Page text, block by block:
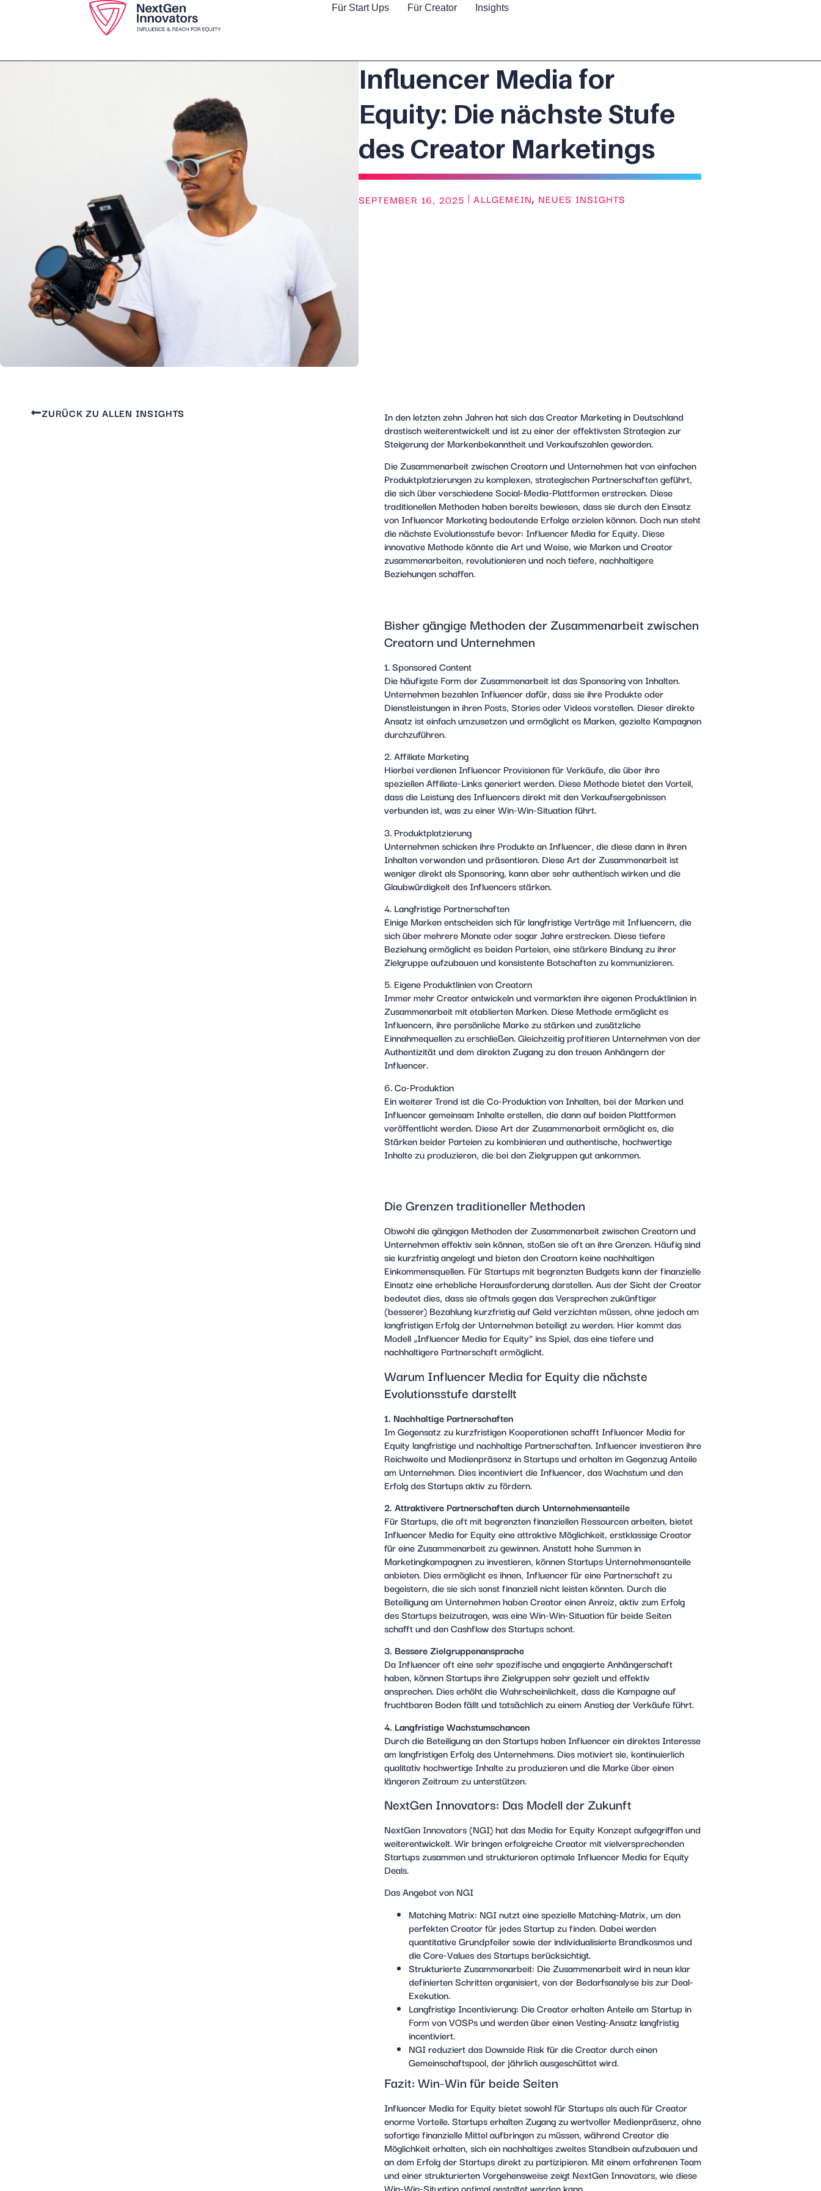
Für Start Ups Für Creator Insights
Influencer Media for
Equity: Die nächste Stufe
des Creator Marketings
SEPTEMBER 16, 2025 ALLGEMEIN, NEUES INSIGHTS
ZURÜCK ZU ALLEN INSIGHTS
In den letzten zehn Jahren hat sich das Creator Marketing in Deutschland
drastisch weiterentwickelt und ist zu einer der effektivsten Strategien zur
Steigerung der Markenbekanntheit und Verkaufszahlen geworden.
Die Zusammenarbeit zwischen Creatorn und Unternehmen hat von einfachen
Produktplatzierungen zu komplexen, strategischen Partnerschaften geführt,
die sich über verschiedene Social-Media-Plattformen erstrecken. Diese
traditionellen Methoden haben bereits bewiesen, dass sie durch den Einsatz
von Influencer Marketing bedeutende Erfolge erzielen können. Doch nun steht
die nächste Evolutionsstufe bevor: Influencer Media for Equity. Diese
innovative Methode könnte die Art und Weise, wie Marken und Creator
zusammenarbeiten, revolutionieren und noch tiefere, nachhaltigere
Beziehungen schaffen.
Bisher gängige Methoden der Zusammenarbeit zwischen
Creatorn und Unternehmen
1. Sponsored Content
Die häufigste Form der Zusammenarbeit ist das Sponsoring von Inhalten.
Unternehmen bezahlen Influencer dafür, dass sie ihre Produkte oder
Dienstleistungen in ihren Posts, Stories oder Videos vorstellen. Dieser direkte
Ansatz ist einfach umzusetzen und ermöglicht es Marken, gezielte Kampagnen
durchzuführen.
2. Affiliate Marketing
Hierbei verdienen Influencer Provisionen für Verkäufe, die über ihre
speziellen Affiliate-Links generiert werden. Diese Methode bietet den Vorteil,
dass die Leistung des Influencers direkt mit den Verkaufsergebnissen
verbunden ist, was zu einer Win-Win-Situation führt.
3. Produktplatzierung
Unternehmen schicken ihre Produkte an Influencer, die diese dann in ihren
Inhalten verwenden und präsentieren. Diese Art der Zusammenarbeit ist
weniger direkt als Sponsoring, kann aber sehr authentisch wirken und die
Glaubwürdigkeit des Influencers stärken.
4. Langfristige Partnerschaften
Einige Marken entscheiden sich für langfristige Verträge mit Influencern, die
sich über mehrere Monate oder sogar Jahre erstrecken. Diese tiefere
Beziehung ermöglicht es beiden Parteien, eine stärkere Bindung zu ihrer
Zielgruppe aufzubauen und konsistente Botschaften zu kommunizieren.
5. Eigene Produktlinien von Creatorn
Immer mehr Creator entwickeln und vermarkten ihre eigenen Produktlinien in
Zusammenarbeit mit etablierten Marken. Diese Methode ermöglicht es
Influencern, ihre persönliche Marke zu stärken und zusätzliche
Einnahmequellen zu erschließen. Gleichzeitig profitieren Unternehmen von der
Authentizität und dem direkten Zugang zu den treuen Anhängern der
Influencer.
6. Co-Produktion
Ein weiterer Trend ist die Co-Produktion von Inhalten, bei der Marken und
Influencer gemeinsam Inhalte erstellen, die dann auf beiden Plattformen
veröffentlicht werden. Diese Art der Zusammenarbeit ermöglicht es, die
Stärken beider Parteien zu kombinieren und authentische, hochwertige
Inhalte zu produzieren, die bei den Zielgruppen gut ankommen.
Die Grenzen traditioneller Methoden
Obwohl die gängigen Methoden der Zusammenarbeit zwischen Creatorn und
Unternehmen effektiv sein können, stoßen sie oft an ihre Grenzen. Häufig sind
sie kurzfristig angelegt und bieten den Creatorn keine nachhaltigen
Einkommensquellen. Für Startups mit begrenzten Budgets kann der finanzielle
Einsatz eine erhebliche Herausforderung darstellen. Aus der Sicht der Creator
bedeutet dies, dass sie oftmals gegen das Versprechen zukünftiger
(besserer) Bezahlung kurzfristig auf Geld verzichten müssen, ohne jedoch am
langfristigen Erfolg der Unternehmen beteiligt zu werden. Hier kommt das
Modell „Influencer Media for Equity“ ins Spiel, das eine tiefere und
nachhaltigere Partnerschaft ermöglicht.
Warum Influencer Media for Equity die nächste
Evolutionsstufe darstellt
1. Nachhaltige Partnerschaften
Im Gegensatz zu kurzfristigen Kooperationen schafft Influencer Media for
Equity langfristige und nachhaltige Partnerschaften. Influencer investieren ihre
Reichweite und Medienpräsenz in Startups und erhalten im Gegenzug Anteile
am Unternehmen. Dies incentiviert die Influencer, das Wachstum und den
Erfolg des Startups aktiv zu fördern.
2. Attraktivere Partnerschaften durch Unternehmensanteile
Für Startups, die oft mit begrenzten finanziellen Ressourcen arbeiten, bietet
Influencer Media for Equity eine attraktive Möglichkeit, erstklassige Creator
für eine Zusammenarbeit zu gewinnen. Anstatt hohe Summen in
Marketingkampagnen zu investieren, können Startups Unternehmensanteile
anbieten. Dies ermöglicht es ihnen, Influencer für eine Partnerschaft zu
begeistern, die sie sich sonst finanziell nicht leisten könnten. Durch die
Beteiligung am Unternehmen haben Creator einen Anreiz, aktiv zum Erfolg
des Startups beizutragen, was eine Win-Win-Situation für beide Seiten
schafft und den Cashflow des Startups schont.
3. Bessere Zielgruppenansprache
Da Influencer oft eine sehr spezifische und engagierte Anhängerschaft
haben, können Startups ihre Zielgruppen sehr gezielt und effektiv
ansprechen. Dies erhöht die Wahrscheinlichkeit, dass die Kampagne auf
fruchtbaren Boden fällt und tatsächlich zu einem Anstieg der Verkäufe führt.
4. Langfristige Wachstumschancen
Durch die Beteiligung an den Startups haben Influencer ein direktes Interesse
am langfristigen Erfolg des Unternehmens. Dies motiviert sie, kontinuierlich
qualitativ hochwertige Inhalte zu produzieren und die Marke über einen
längeren Zeitraum zu unterstützen.
NextGen Innovators: Das Modell der Zukunft
NextGen Innovators (NGI) hat das Media for Equity Konzept aufgegriffen und
weiterentwickelt. Wir bringen erfolgreiche Creator mit vielversprechenden
Startups zusammen und strukturieren optimale Influencer Media for Equity
Deals.
Das Angebot von NGI
Matching Matrix: NGI nutzt eine spezielle Matching-Matrix, um den
perfekten Creator für jedes Startup zu finden. Dabei werden
quantitative Grundpfeiler sowie der individualisierte Brandkosmos und
die Core-Values des Startups berücksichtigt.
Strukturierte Zusammenarbeit: Die Zusammenarbeit wird in neun klar
definierten Schritten organisiert, von der Bedarfsanalyse bis zur Deal-
Exekution.
Langfristige Incentivierung: Die Creator erhalten Anteile am Startup in
Form von VOSPs und werden über einen Vesting-Ansatz langfristig
incentiviert.
NGI reduziert das Downside Risk für die Creator durch einen
Gemeinschaftspool, der jährlich ausgeschüttet wird.
Fazit: Win-Win für beide Seiten
Influencer Media for Equity bietet sowohl für Startups als auch für Creator
enorme Vorteile. Startups erhalten Zugang zu wertvoller Medienpräsenz, ohne
sofortige finanzielle Mittel aufbringen zu müssen, während Creator die
Möglichkeit erhalten, sich ein nachhaltiges zweites Standbein aufzubauen und
an dem Erfolg der Startups direkt zu partizipieren. Mit einem erfahrenen Team
und einer strukturierten Vorgehensweise zeigt NextGen Innovators, wie diese
Win-Win-Situation optimal gestaltet werden kann.